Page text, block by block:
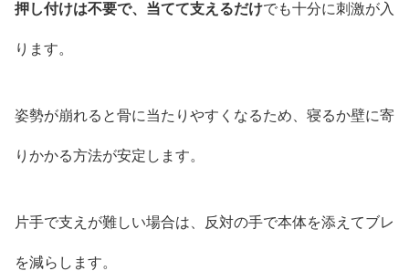
押し付けは不要で、当てて支えるだけでも十分に刺激が入
ります。
姿勢が崩れると骨に当たりやすくなるため、寝るか壁に寄
りかかる方法が安定します。
片手で支えが難しい場合は、反対の手で本体を添えてブレ
を減らします。